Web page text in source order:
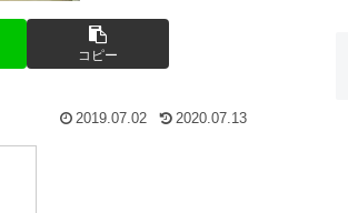
コピー
2019.07.02 2020.07.13